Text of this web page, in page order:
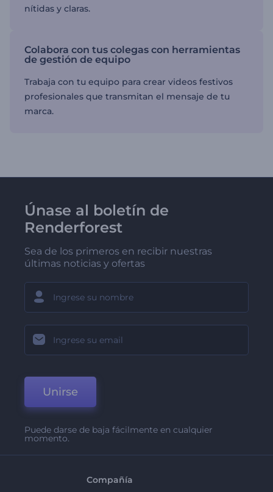
nítidas y claras.
Colabora con tus colegas con herramientas
de gestión de equipo
Trabaja con tu equipo para crear videos festivos
profesionales que transmitan el mensaje de tu
marca.
Únase al boletín de
Renderforest
Sea de los primeros en recibir nuestras
últimas noticias y ofertas
Unirse
Puede darse de baja fácilmente en cualquier
momento.
Compañía